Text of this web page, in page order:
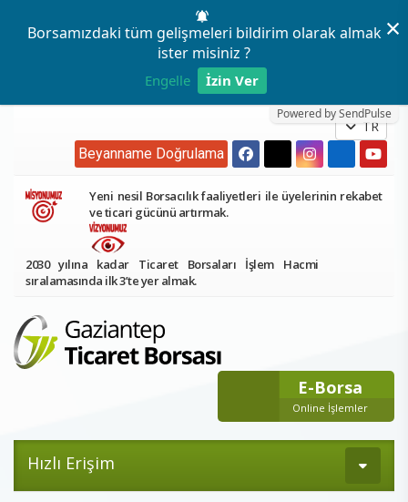
Borsamızdaki tüm gelişmeleri bildirim olarak almak
ister misiniz ?
Engelle İzin Ver
Powered by SendPulse
×
TR
Beyanname Doğrulama
Yeni nesil Borsacılık faaliyetleri ile üyelerinin rekabet
ve ticari gücünü artırmak.
2030 yılına kadar Ticaret Borsaları İşlem Hacmi
sıralamasında ilk 3’te yer almak.
E-Borsa
Online İşlemler
Hızlı Erişim